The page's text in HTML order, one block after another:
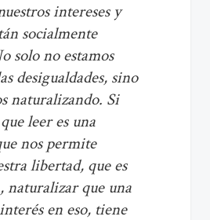
intereses y
socialmente
solo no estamos
desigualdades, sino
naturalizando. Si
leer es una
nos permite
libertad, que es
naturalizar que una
en eso, tiene